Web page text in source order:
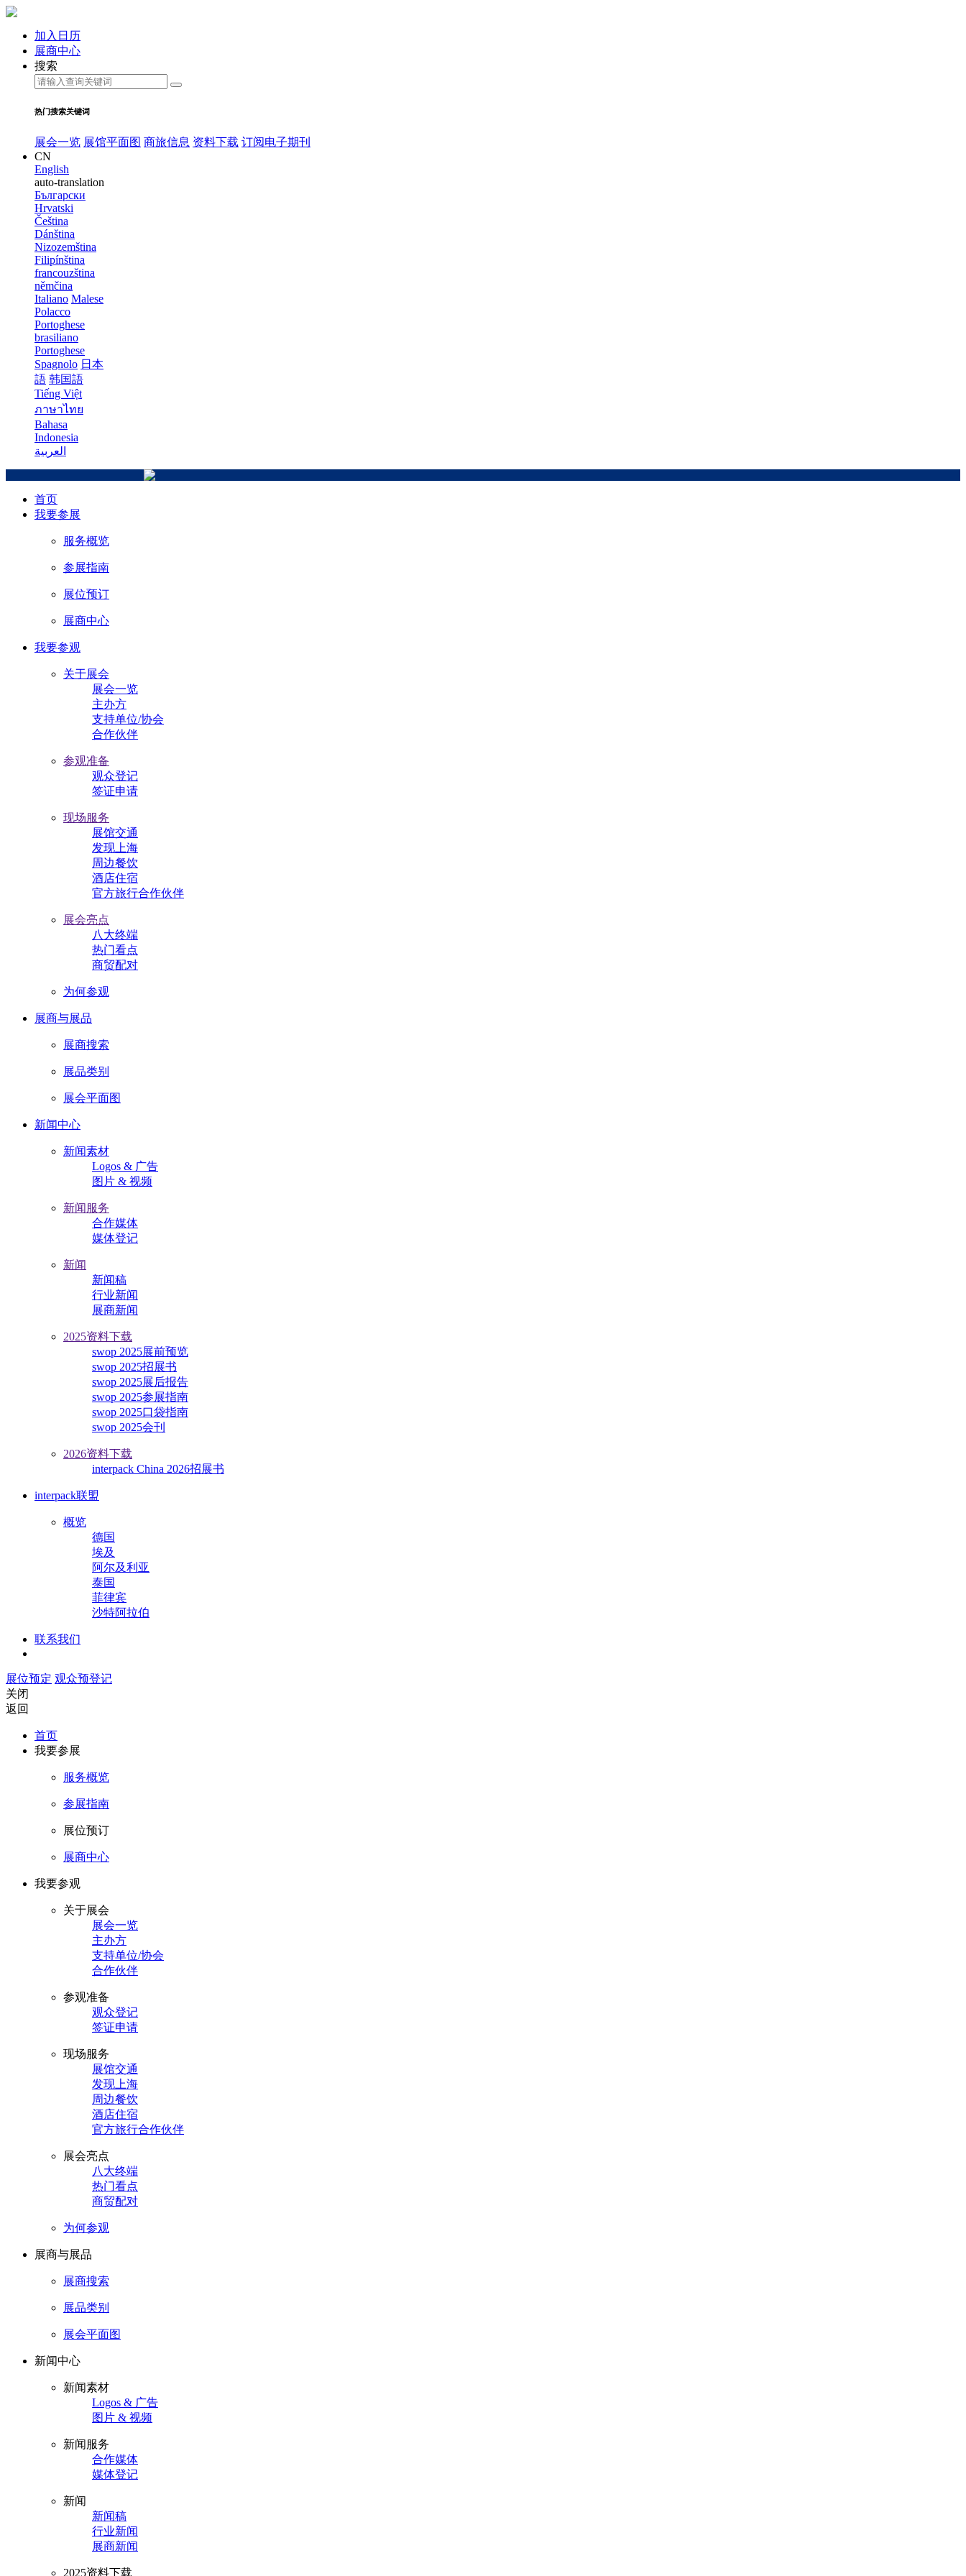
加入日历
展商中心
搜索
热门搜索关键词
展会一览 展馆平面图 商旅信息 资料下载 订阅电子期刊
CN
English
auto-translation
Български
Hrvatski
Čeština
Dánština
Nizozemština
Filipínština
francouzština
němčina
Italiano Malese
Polacco
Portoghese
brasiliano
Portoghese
Spagnolo 日本
語 韩国語
Tiếng Việt
ภาษาไทย
Bahasa
Indonesia
العربية
首页
我要参展
服务概览
参展指南
展位预订
展商中心
我要参观
关于展会
展会一览
主办方
支持单位/协会
合作伙伴
参观准备
观众登记
签证申请
现场服务
展馆交通
发现上海
周边餐饮
酒店住宿
官方旅行合作伙伴
展会亮点
八大终端
热门看点
商贸配对
为何参观
展商与展品
展商搜索
展品类别
展会平面图
新闻中心
新闻素材
Logos & 广告
图片 & 视频
新闻服务
合作媒体
媒体登记
新闻
新闻稿
行业新闻
展商新闻
2025资料下载
swop 2025展前预览
swop 2025招展书
swop 2025展后报告
swop 2025参展指南
swop 2025口袋指南
swop 2025会刊
2026资料下载
interpack China 2026招展书
interpack联盟
概览
德国
埃及
阿尔及利亚
泰国
菲律宾
沙特阿拉伯
联系我们
展位预定 观众预登记
关闭
返回
首页
我要参展
服务概览
参展指南
展位预订
展商中心
我要参观
关于展会
展会一览
主办方
支持单位/协会
合作伙伴
参观准备
观众登记
签证申请
现场服务
展馆交通
发现上海
周边餐饮
酒店住宿
官方旅行合作伙伴
展会亮点
八大终端
热门看点
商贸配对
为何参观
展商与展品
展商搜索
展品类别
展会平面图
新闻中心
新闻素材
Logos & 广告
图片 & 视频
新闻服务
合作媒体
媒体登记
新闻
新闻稿
行业新闻
展商新闻
2025资料下载